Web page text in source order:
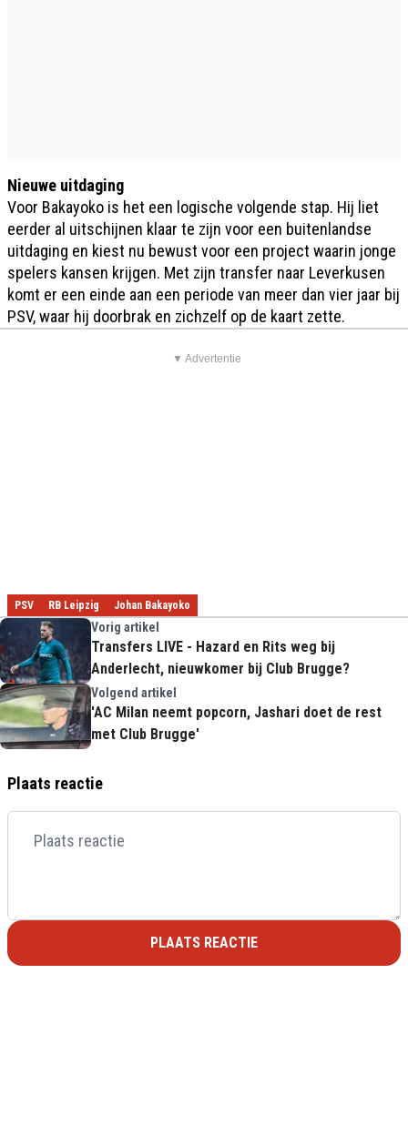
Nieuwe uitdaging
Voor Bakayoko is het een logische volgende stap. Hij liet
eerder al uitschijnen klaar te zijn voor een buitenlandse
uitdaging en kiest nu bewust voor een project waarin jonge
spelers kansen krijgen. Met zijn transfer naar Leverkusen
komt er een einde aan een periode van meer dan vier jaar bij
PSV, waar hij doorbrak en zichzelf op de kaart zette.
▼ Advertentie
PSV RB Leipzig Johan Bakayoko
Vorig artikel
Transfers LIVE - Hazard en Rits weg bij
Anderlecht, nieuwkomer bij Club Brugge?
Volgend artikel
'AC Milan neemt popcorn, Jashari doet de rest
met Club Brugge'
Plaats reactie
PLAATS REACTIE